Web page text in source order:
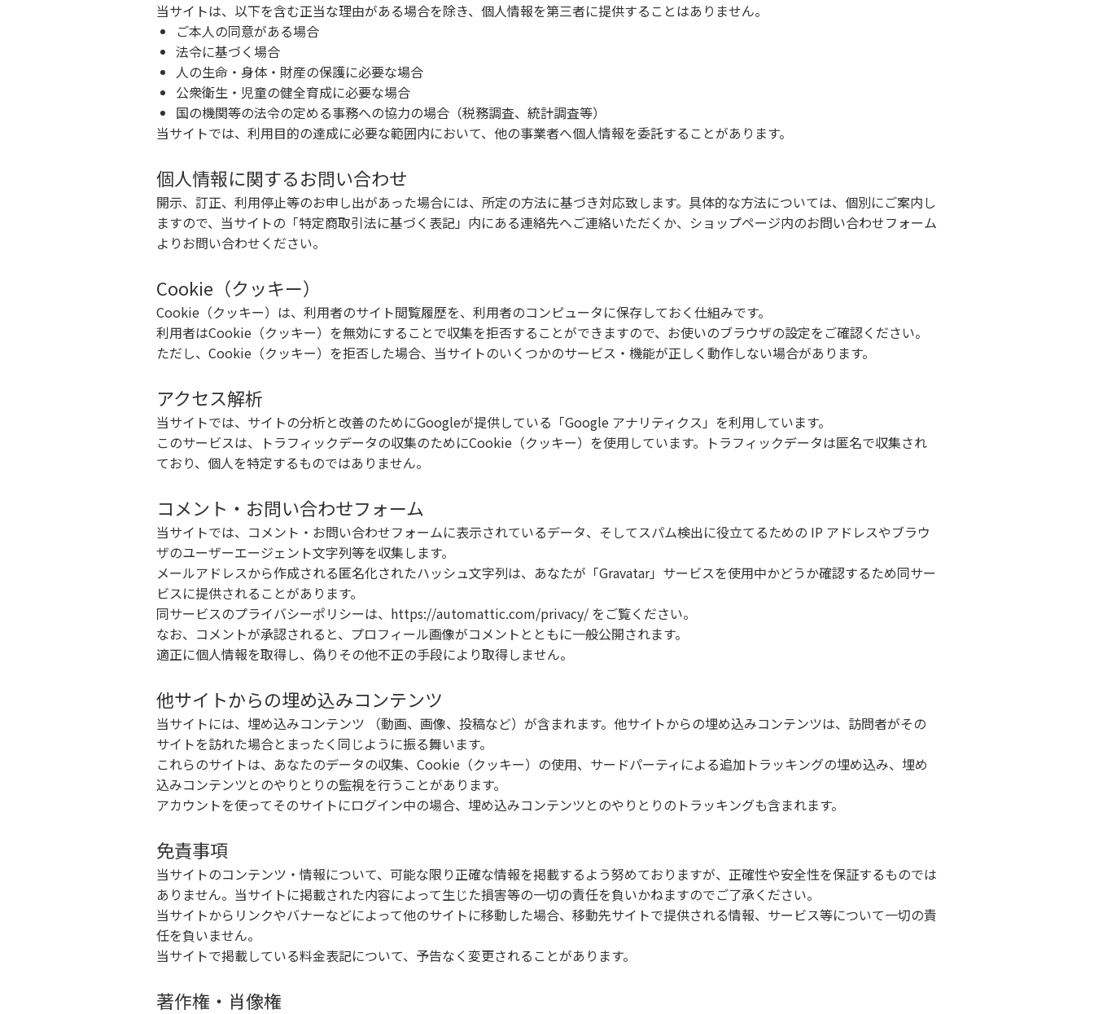
当サイトは、以下を含む正当な理由がある場合を除き、個人情報を第三者に提供することはありません。
ご本人の同意がある場合
法令に基づく場合
人の生命・身体・財産の保護に必要な場合
公衆衛生・児童の健全育成に必要な場合
国の機関等の法令の定める事務への協力の場合（税務調査、統計調査等）
当サイトでは、利用目的の達成に必要な範囲内において、他の事業者へ個人情報を委託することがあります。
個人情報に関するお問い合わせ
開示、訂正、利用停止等のお申し出があった場合には、所定の方法に基づき対応致します。具体的な方法については、個別にご案内し
ますので、当サイトの「特定商取引法に基づく表記」内にある連絡先へご連絡いただくか、ショップページ内のお問い合わせフォーム
よりお問い合わせください。
Cookie（クッキー）
Cookie（クッキー）は、利用者のサイト閲覧履歴を、利用者のコンピュータに保存しておく仕組みです。
利用者はCookie（クッキー）を無効にすることで収集を拒否することができますので、お使いのブラウザの設定をご確認ください。
ただし、Cookie（クッキー）を拒否した場合、当サイトのいくつかのサービス・機能が正しく動作しない場合があります。
アクセス解析
当サイトでは、サイトの分析と改善のためにGoogleが提供している「Google アナリティクス」を利用しています。
このサービスは、トラフィックデータの収集のためにCookie（クッキー）を使用しています。トラフィックデータは匿名で収集され
ており、個人を特定するものではありません。
コメント・お問い合わせフォーム
当サイトでは、コメント・お問い合わせフォームに表示されているデータ、そしてスパム検出に役立てるための IP アドレスやブラウ
ザのユーザーエージェント文字列等を収集します。
メールアドレスから作成される匿名化されたハッシュ文字列は、あなたが「Gravatar」サービスを使用中かどうか確認するため同サー
ビスに提供されることがあります。
同サービスのプライバシーポリシーは、https://automattic.com/privacy/ をご覧ください。
なお、コメントが承認されると、プロフィール画像がコメントとともに一般公開されます。
適正に個人情報を取得し、偽りその他不正の手段により取得しません。
他サイトからの埋め込みコンテンツ
当サイトには、埋め込みコンテンツ （動画、画像、投稿など）が含まれます。他サイトからの埋め込みコンテンツは、訪問者がその
サイトを訪れた場合とまったく同じように振る舞います。
これらのサイトは、あなたのデータの収集、Cookie（クッキー）の使用、サードパーティによる追加トラッキングの埋め込み、埋め
込みコンテンツとのやりとりの監視を行うことがあります。
アカウントを使ってそのサイトにログイン中の場合、埋め込みコンテンツとのやりとりのトラッキングも含まれます。
免責事項
当サイトのコンテンツ・情報について、可能な限り正確な情報を掲載するよう努めておりますが、正確性や安全性を保証するものでは
ありません。当サイトに掲載された内容によって生じた損害等の一切の責任を負いかねますのでご了承ください。
当サイトからリンクやバナーなどによって他のサイトに移動した場合、移動先サイトで提供される情報、サービス等について一切の責
任を負いません。
当サイトで掲載している料金表記について、予告なく変更されることがあります。
著作権・肖像権